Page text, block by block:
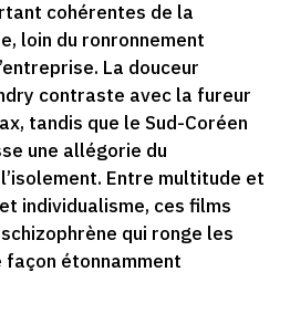
cohérentes de la
loin du ronronnement
La douceur
contraste avec la fureur
tandis que le Sud-Coréen
une allégorie du
Entre multitude et
individualisme, ces films
qui ronge les
étonnamment